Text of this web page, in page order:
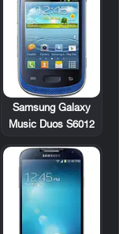
Samsung Galaxy
Music Duos S6012